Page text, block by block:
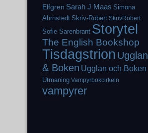
Elfgren Sarah J Maas Simona
Ahrnstedt Skriv-Robert SkrivRobert
Sofie Sarenbrant Storytel
The English Bookshop
Tisdagstrion Ugglan
& Boken Ugglan och Boken
Utmaning Vampyrbokcirkeln
vampyrer